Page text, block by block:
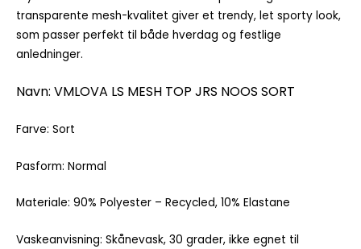
transparente mesh-kvalitet giver et trendy, let sporty look,
som passer perfekt til både hverdag og festlige
anledninger.
Navn: VMLOVA LS MESH TOP JRS NOOS SORT
Farve: Sort
Pasform: Normal
Materiale: 90% Polyester – Recycled, 10% Elastane
Vaskeanvisning: Skånevask, 30 grader, ikke egnet til